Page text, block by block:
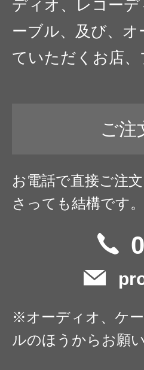
ディオ、レコー
ーブル、及び、
ていただくお店
ご注
お電話で直接ご注
さっても結構です。
※オーディオ、ケ
ルのほうからお願